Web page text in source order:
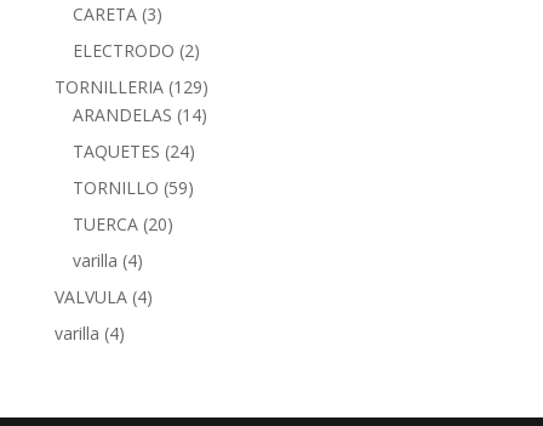
CARETA (3)
ELECTRODO (2)
TORNILLERIA (129)
ARANDELAS (14)
TAQUETES (24)
TORNILLO (59)
TUERCA (20)
varilla (4)
VALVULA (4)
varilla (4)